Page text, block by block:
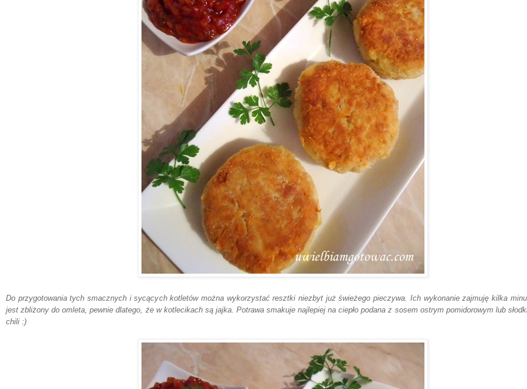
Do przygotowania tych smacznych i sycących kotletów można wykorzystaćresztki niezbyt już świeżego pieczywa. Ich wykonanie zajmuję kilka
jest zbliżony do omleta, pewnie dlatego, że w kotlecikach są jajka. Potrawa smakuje najlepiej na ciepło podana z sosem ostrym pomidorowym lub
chili :)